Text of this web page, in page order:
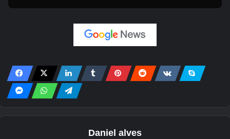
Você constrói sua campanha em um mundo
repleto de florestas, horizontes montanhosos,
fortalezas, castelos, estradas e fronteiras.
Então, assim como os RPGs de ação normais,
castelos, tomada de fortalezas, sobrevivência a
contra-ataques inimigos, defesa de fronteiras e
invasão de territórios hostis.
Uma das principais ideias por trás de Nine
Daniel alves